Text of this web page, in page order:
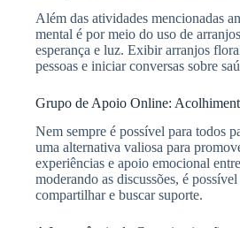
Além das atividades mencionadas
mental é por meio do uso de
esperança e luz. Exibir arranjos
pessoas e iniciar conversas sobre
Grupo de Apoio Online:
Nem sempre é possível para todos
uma alternativa valiosa para
experiências e apoio emocional
moderando as discussões, é
compartilhar e buscar suporte.